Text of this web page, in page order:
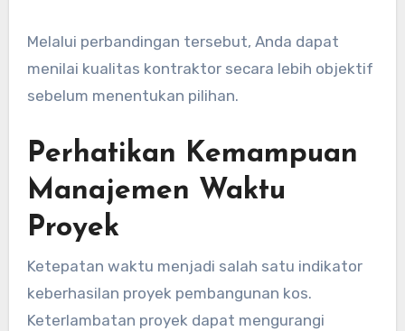
Melalui perbandingan tersebut, Anda dapat
menilai kualitas kontraktor secara lebih objektif
sebelum menentukan pilihan.
Perhatikan Kemampuan
Manajemen Waktu
Proyek
Ketepatan waktu menjadi salah satu indikator
keberhasilan proyek pembangunan kos.
Keterlambatan proyek dapat mengurangi